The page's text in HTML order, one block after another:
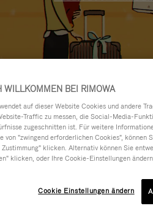
WILLKOMMEN BEI RIMOWA
auf dieser Website Cookies und andere
Traffic zu messen, die Social-Media-
zugeschnitten ist. Für weitere
von "zwingend erforderlichen Cookies",
klicken. Alternativ können Sie
klicken, oder Ihre Cookie-Einstellungen
Cookie Einstellungen ändern